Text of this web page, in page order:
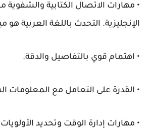
• مهارات الاتصال الكتابية والشفوية
الإنجليزية. التحدث باللغة العربية هو
• اهتمام قوي بالتفاصيل والدقة.
• القدرة على التعامل مع المعلومات
• مهارات إدارة الوقت وتحديد